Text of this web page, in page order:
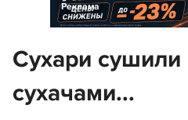
Реклама
Сухари сушили
сухачами...